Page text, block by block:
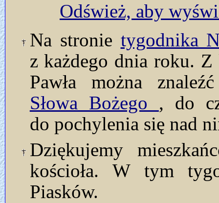
Odśwież, aby
Na stronie tygodnika
z każdego dnia roku. Z
Pawła można
Słowa Bożego , do
do pochylenia się nad
Dziękujemy
kościoła. W tym
Piasków.